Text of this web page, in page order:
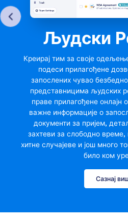
Људски
Креирај тим за своје
подеси прилагођене
запослених чувао
представницима људских
праве прилагођене онлајн
важне информације о
документи за пријем,
захтеви за слободно време,
хитне случајеве и још много
било ком
Сазнај